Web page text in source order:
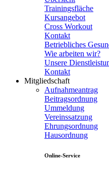
Trainingsfläche
Kursangebot
Cross Workout
Kontakt
Betriebliches
Wie arbeiten wir?
Unsere
Kontakt
Mitgliedschaft
Aufnahmeantrag
Beitragsordnung
Ummeldung
Vereinssatzung
Ehrungsordnung
Hausordnung
Online-Service